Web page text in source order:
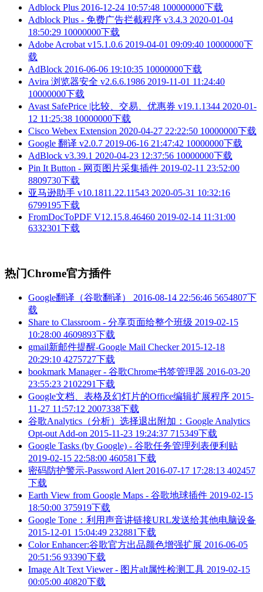
Adblock Plus 2016-12-24 10:57:48 100000000下载
Adblock Plus - 免费广告拦截程序 v3.4.3 2020-01-04
18:50:29 10000000下载
Adobe Acrobat v15.1.0.6 2019-04-01 09:09:40 10000000下
载
AdBlock 2016-06-06 19:10:35 10000000下载
Avira 浏览器安全 v2.6.6.1986 2019-11-01 11:24:40
10000000下载
Avast SafePrice |比较、交易、优惠券 v19.1.1344 2020-01-
12 11:25:38 10000000下载
Cisco Webex Extension 2020-04-27 22:22:50 10000000下载
Google 翻译 v2.0.7 2019-06-16 21:47:42 10000000下载
AdBlock v3.39.1 2020-04-23 12:37:56 10000000下载
Pin It Button - 网页图片采集插件 2019-02-11 23:52:00
8809730下载
亚马逊助手 v10.1811.22.11543 2020-05-31 10:32:16
6799195下载
FromDocToPDF V12.15.8.46460 2019-02-14 11:31:00
6332301下载
热门Chrome官方插件
Google翻译（谷歌翻译） 2016-08-14 22:56:46 5654807下
载
Share to Classroom - 分享页面给整个班级 2019-02-15
10:28:00 4609893下载
gmail新邮件提醒-Google Mail Checker 2015-12-18
20:29:10 4275727下载
bookmark Manager - 谷歌Chrome书签管理器 2016-03-20
23:55:23 2102291下载
Google文档、表格及幻灯片的Office编辑扩展程序 2015-
11-27 11:57:12 2007338下载
谷歌Analytics（分析）选择退出附加：Google Analytics
Opt-out Add-on 2015-11-23 19:24:37 715349下载
Google Tasks (by Google) - 谷歌任务管理列表便利贴
2019-02-15 22:58:00 460581下载
密码防护警示-Password Alert 2016-07-17 17:28:13 402457
下载
Earth View from Google Maps - 谷歌地球插件 2019-02-15
18:50:00 375919下载
Google Tone：利用声音讲链接URL发送给其他电脑设备
2015-12-01 15:04:49 232881下载
Color Enhancer:谷歌官方出品颜色增强扩展 2016-06-05
20:51:56 93390下载
Image Alt Text Viewer - 图片alt属性检测工具 2019-02-15
00:05:00 40820下载